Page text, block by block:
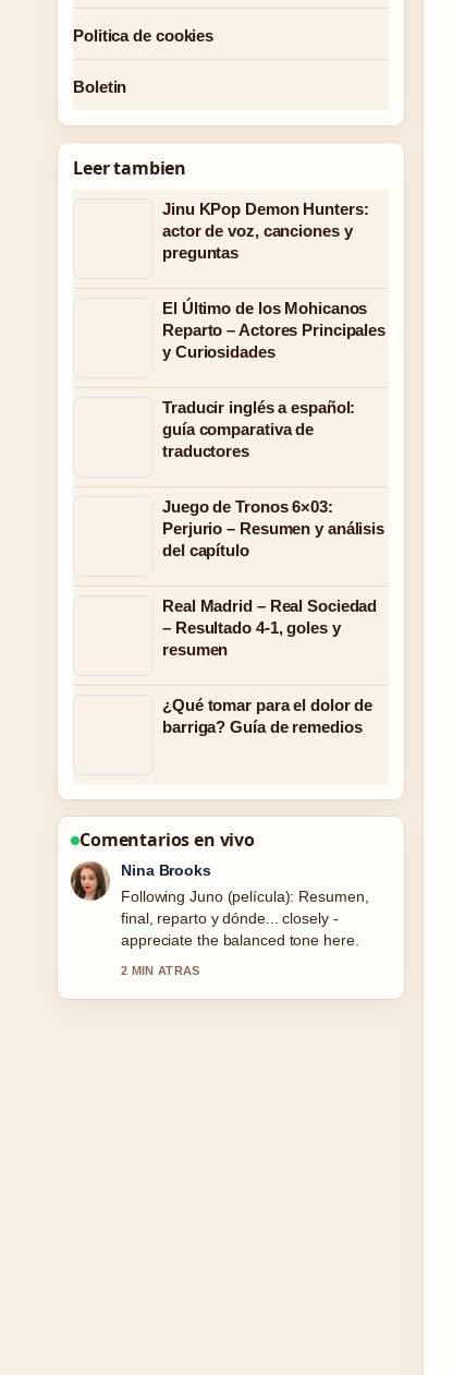
Politica de cookies
Boletin
Leer tambien
Jinu KPop Demon Hunters:
actor de voz, canciones y
preguntas
El Último de los Mohicanos
Reparto – Actores Principales
y Curiosidades
Traducir inglés a español:
guía comparativa de
traductores
Juego de Tronos 6×03:
Perjurio – Resumen y análisis
del capítulo
Real Madrid – Real Sociedad
– Resultado 4-1, goles y
resumen
¿Qué tomar para el dolor de
barriga? Guía de remedios
Comentarios en vivo
Ren Sato
Useful context on Pruebas físicas
Policía Nacional 2026: guía completa.
Please keep this live thread updated.
4 MIN ATRAS